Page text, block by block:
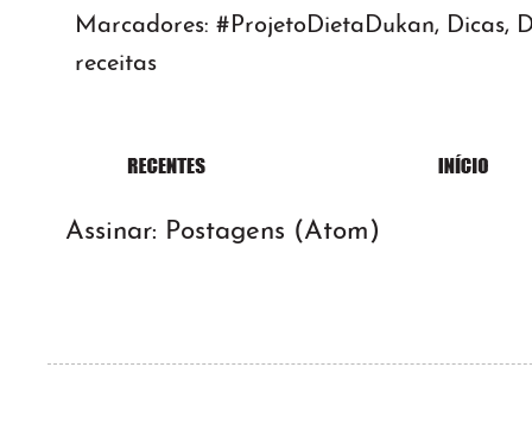
Marcadores: #ProjetoDietaDukan, Dicas,
receitas
Assinar: Postagens (Atom)